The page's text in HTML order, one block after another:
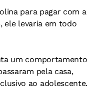
para pagar com a
ele levaria em todo
um comportamento
pela casa,
ao adolescente.